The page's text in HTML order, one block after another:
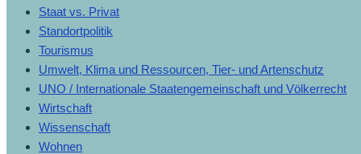
Staat vs. Privat
Standortpolitik
Tourismus
Umwelt, Klima und Ressourcen, Tier- und Artenschutz
UNO / Internationale Staatengemeinschaft und Völkerrecht
Wirtschaft
Wissenschaft
Wohnen